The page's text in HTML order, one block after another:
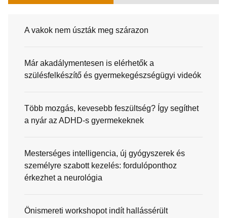
A vakok nem úszták meg szárazon
Már akadálymentesen is elérhetők a
szülésfelkészítő és gyermekegészségügyi videók
Több mozgás, kevesebb feszültség? Így segíthet
a nyár az ADHD-s gyermekeknek
Mesterséges intelligencia, új gyógyszerek és
személyre szabott kezelés: fordulóponthoz
érkezhet a neurológia
Önismereti workshopot indít hallássérült